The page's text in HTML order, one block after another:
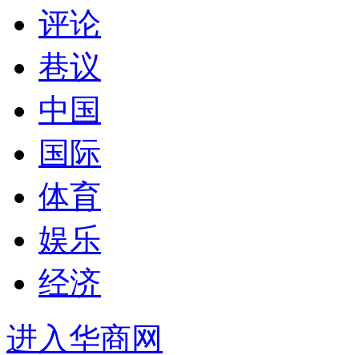
评论
巷议
中国
国际
体育
娱乐
经济
进入华商网